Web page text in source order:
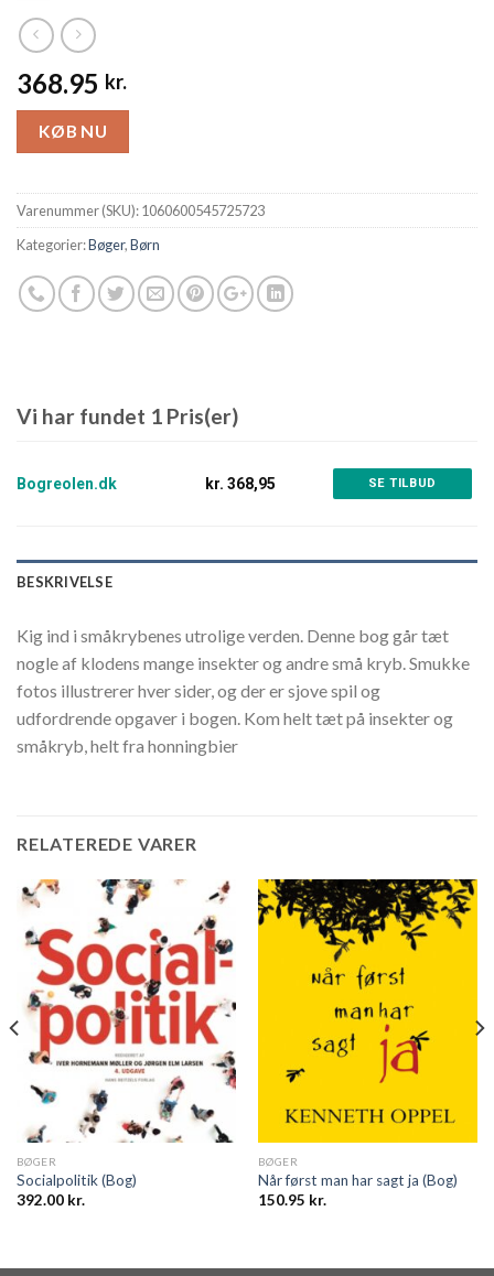
368.95 kr.
KØB NU
Varenummer (SKU):1060600545725723
Kategorier:Bøger,Børn
Vi har fundet 1 Pris(er)
Bogreolen.dk kr. 368,95 SE TILBUD
BESKRIVELSE
Kig ind i småkrybenes utrolige verden. Denne bog går tæt
nogle af klodens mange insekter og andre små kryb. Smukke
fotos illustrerer hver sider, og der er sjove spil og
udfordrende opgaver i bogen. Kom helt tæt på insekter og
småkryb, helt fra honningbier
RELATEREDE VARER
BØGER
Socialpolitik (Bog)
392.00 kr.
BØGER
Når først man har sagt ja (Bog)
150.95 kr.